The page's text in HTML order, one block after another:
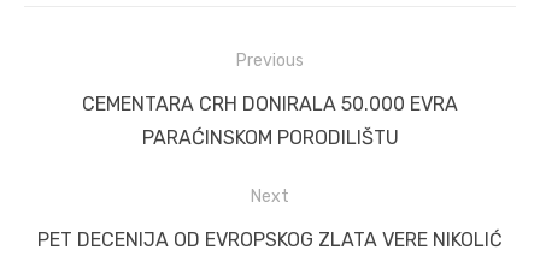
navigation
Previous
PreviousCEMENTARA CRH DONIRALA 50.000 EVRA
PARAĆINSKOM PORODILIŠTU
Next
Next
PET DECENIJA OD EVROPSKOG ZLATA VERE NIKOLIĆ